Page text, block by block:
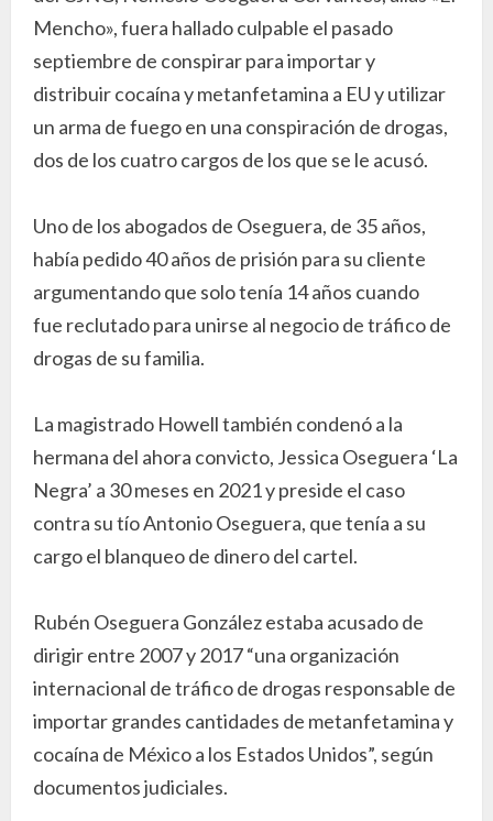
Mencho», fuera hallado culpable el pasado
septiembre de conspirar para importar y
distribuir cocaína y metanfetamina a EU y utilizar
un arma de fuego en una conspiración de drogas,
dos de los cuatro cargos de los que se le acusó.
Uno de los abogados de Oseguera, de 35 años,
había pedido 40 años de prisión para su cliente
argumentando que solo tenía 14 años cuando
fue reclutado para unirse al negocio de tráfico de
drogas de su familia.
La magistrado Howell también condenó a la
hermana del ahora convicto, Jessica Oseguera ‘La
Negra’ a 30 meses en 2021 y preside el caso
contra su tío Antonio Oseguera, que tenía a su
cargo el blanqueo de dinero del cartel.
Rubén Oseguera González estaba acusado de
dirigir entre 2007 y 2017 “una organización
internacional de tráfico de drogas responsable de
importar grandes cantidades de metanfetamina y
cocaína de México a los Estados Unidos”, según
documentos judiciales.